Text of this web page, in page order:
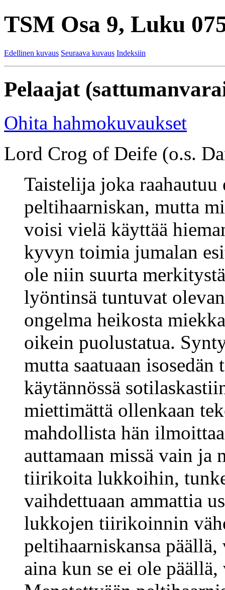
TSM Osa 9, Luku
Edellinen kuvaus Seuraava kuvaus Indeksiin
Pelaajat
Ohita hahmokuvaukset
Lord Crog of Deife (o.s.
Taistelija joka raahautuu
peltihaarniskan, mutta
voisi vielä käyttää
kyvyn toimia jumalan
ole niin suurta
lyöntinsä tuntuvat
ongelma heikosta
oikein puolustatua.
mutta saatuaan
käytännössä
miettimättä ollenkaan
mahdollista hän
auttamaan missä vain ja
tiirikoita lukkoihin,
vaihdettuaan ammattia
lukkojen tiirikoinnin
peltihaarniskansa
aina kun se ei ole